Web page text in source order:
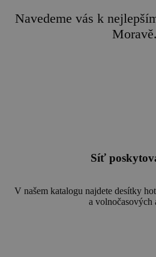
Navedeme vás k
Moravě.
Síť
V našem katalogu najdete desítky
a volnočasových